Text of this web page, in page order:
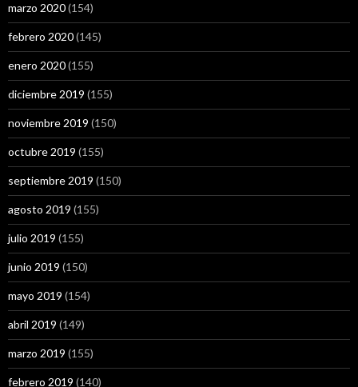
marzo 2020(154)
febrero 2020(145)
enero 2020(155)
diciembre 2019 (155)
noviembre 2019 (150)
octubre 2019 (155)
septiembre 2019 (150)
agosto 2019 (155)
julio 2019 (155)
junio 2019 (150)
mayo 2019 (154)
abril 2019 (149)
marzo 2019 (155)
febrero 2019 (140)